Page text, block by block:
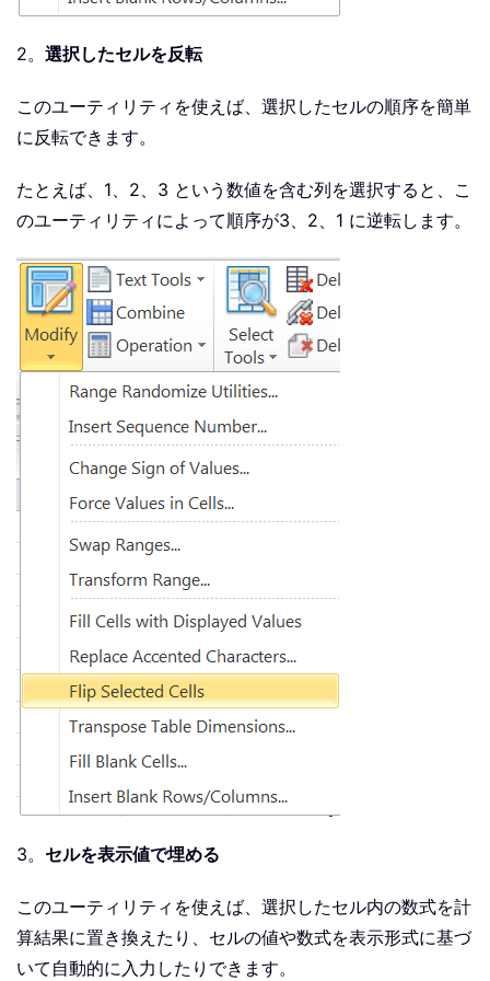
2。 選択したセルを反転
このユーティリティを使えば、選択したセルの順序を簡単
に反転できます。
たとえば、1、2、3 という数値を含む列を選択すると、こ
のユーティリティによって順序が3、2、1 に逆転します。
3。 セルを表示値で埋める
このユーティリティを使えば、選択したセル内の数式を計
算結果に置き換えたり、セルの値や数式を表示形式に基づ
いて自動的に入力したりできます。